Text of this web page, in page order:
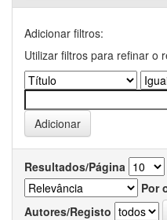
Adicionar filtros:
Utilizar filtros para refinar o
Resultados/Página
Por
Autores/Registo